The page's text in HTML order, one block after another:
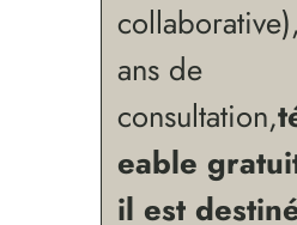
ans de
consultation,
eable
il est